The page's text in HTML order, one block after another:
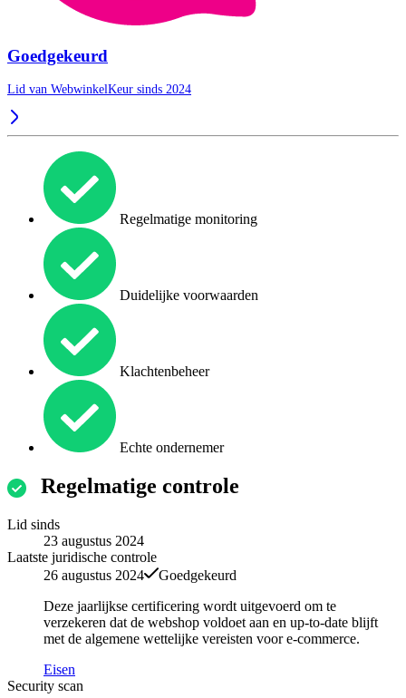
Goedgekeurd
Lid van WebwinkelKeur sinds 2024
Regelmatige monitoring
Duidelijke voorwaarden
Klachtenbeheer
Echte ondernemer
Regelmatige controle
Lid sinds
23 augustus 2024
Laatste juridische controle
26 augustus 2024
Goedgekeurd
Deze jaarlijkse certificering wordt uitgevoerd om te
verzekeren dat de webshop voldoet aan en up-to-date blijft
met de algemene wettelijke vereisten voor e-commerce.
Eisen
Security scan